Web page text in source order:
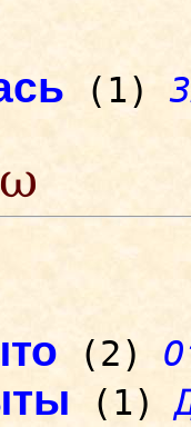
(1)
(2)
(1)